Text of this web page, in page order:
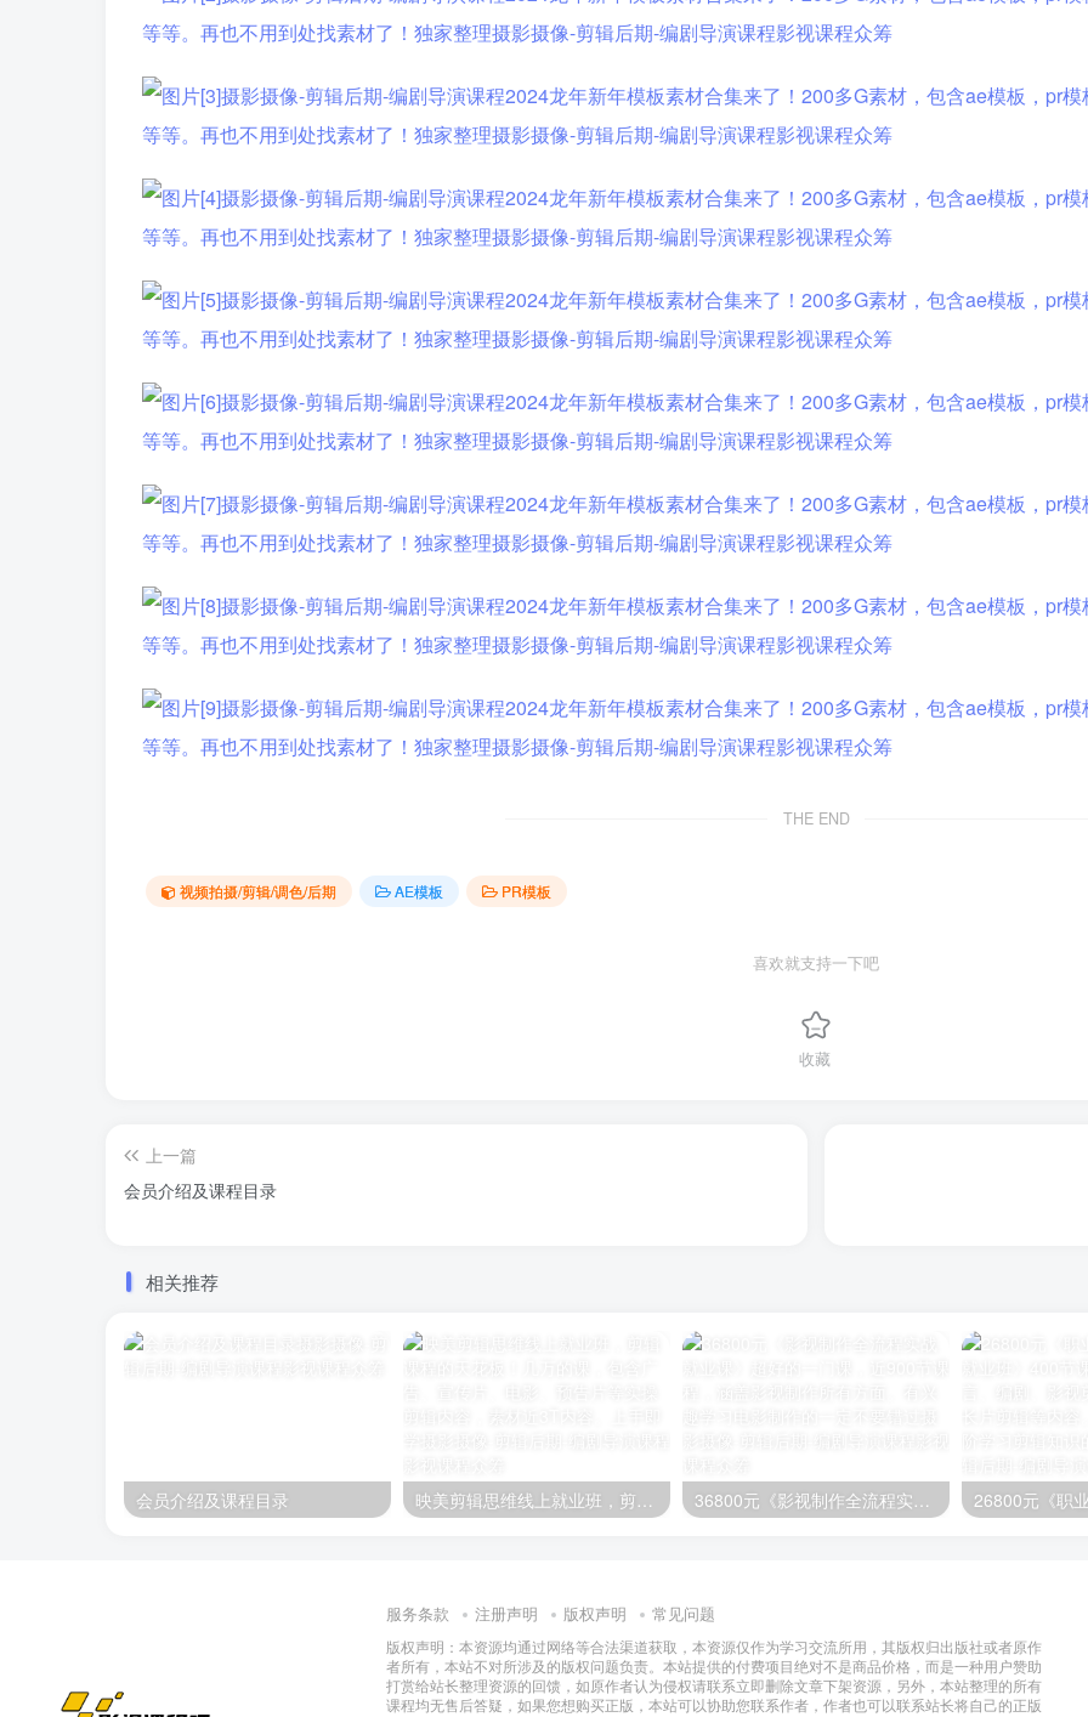
THE END
视频拍摄/剪辑/调色/后期 AE模板 PR模板
喜欢就支持一下吧
收藏
上一篇
会员介绍及课程目录
相关推荐
会员介绍及课程目录 映美剪辑思维线上就业班，剪辑课程的天花板！几万的课，包含广告、宣传片、电影、预告片等实操剪辑内容，素材近3T内容。上手即学 36800元《影视制作全流程实战就业课》超好的一门课，近900节课程，涵盖影视制作所有方面。有兴趣学习电影制作的一定不要错过
服务条款 注册声明 版权声明 常见问题
版权声明：本资源均通过网络等合法渠道获取，本资源仅作为学习交流所用，其版权归出版社或者原作
者所有，本站不对所涉及的版权问题负责。本站提供的付费项目绝对不是商品价格，而是一种用户赞助
打赏给站长整理资源的回馈，如原作者认为侵权请联系立即删除文章下架资源，另外，本站整理的所有
课程均无售后答疑，如果您想购买正版，本站可以协助您联系作者，作者也可以联系站长将自己的正版